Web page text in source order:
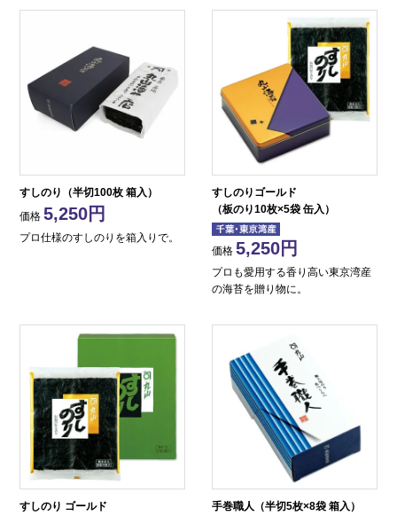
すしのり（半切100枚 箱入）
価格 5,250
プロ仕様のすしのりを箱入りで。
すしのりゴールド
（板のり10枚×5袋 缶入）
価格 5,250
プロも愛用する香り高い東京湾産
の海苔を贈り物に。
すしのり ゴールド
手巻職人（半切5枚×8袋 箱入）